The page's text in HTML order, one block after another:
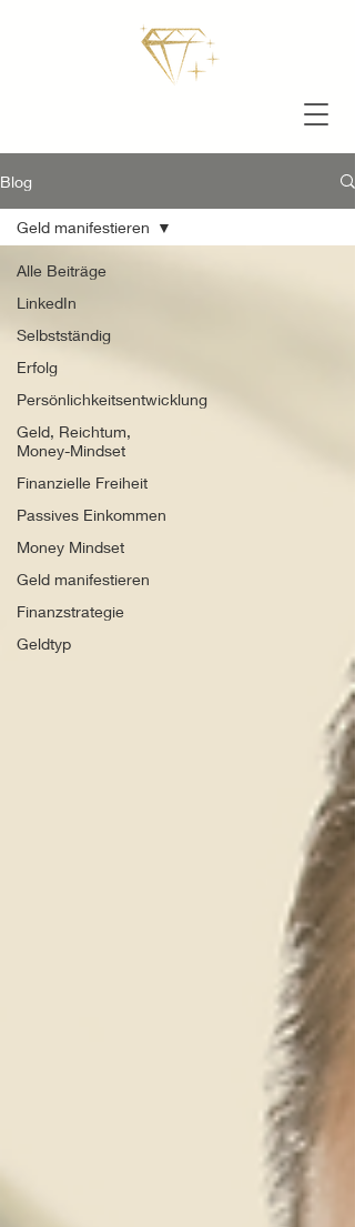
Blog
Alle Beiträge
LinkedIn
Selbstständig
Erfolg
Persönlichkeitsentwicklung
Geld, Reichtum,
Money-Mindset
Finanzielle Freiheit
Passives Einkommen
Money Mindset
Geld manifestieren
Finanzstrategie
Geldtyp
Geld manifestieren